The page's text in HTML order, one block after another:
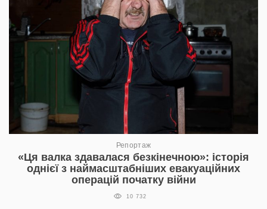
Репортаж
«Ця валка здавалася безкінечною»: історія
однієї з наймасштабніших евакуаційних
операцій початку війни
10 732